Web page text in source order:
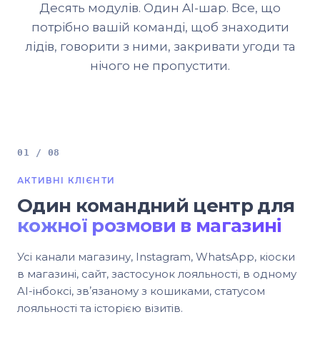
Десять модулів. Один AI-шар. Все, що
потрібно вашій команді, щоб знаходити
лідів, говорити з ними, закривати угоди та
нічого не пропустити.
01 / 08
АКТИВНІ КЛІЄНТИ
Один командний центр для
кожної розмови в магазині
Усі канали магазину, Instagram, WhatsApp, кіоски
в магазині, сайт, застосунок лояльності, в одному
AI-інбоксі, звʼязаному з кошиками, статусом
лояльності та історією візитів.